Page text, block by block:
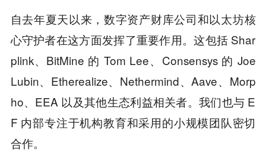
自去年夏天以来，数字资产财库公司和以太坊核
心守护者在这方面发挥了重要作用。这包括 Shar
plink、BitMine 的 Tom Lee、Consensys 的 Joe
Lubin、Etherealize、Nethermind、Aave、Morp
ho、EEA 以及其他生态利益相关者。我们也与 E
F 内部专注于机构教育和采用的小规模团队密切
合作。